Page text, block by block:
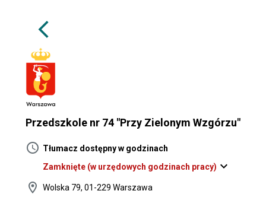
arrow_back_ios
Przedszkole nr 74 "Przy Zielonym Wzgórzu"
schedule Tłumacz dostępny w godzinach
Zamknięte (w urzędowych godzinach pracy) expand_more
location_on
Wolska 79, 01-229 Warszawa